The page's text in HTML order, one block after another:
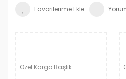
Özel Kargo Başlık